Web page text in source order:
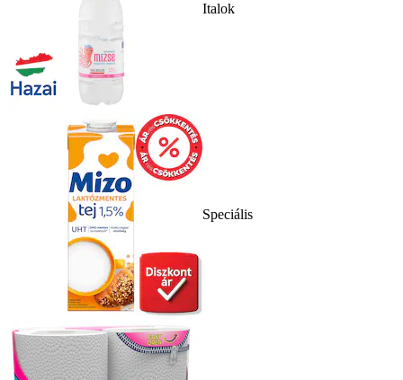
Italok
Speciális